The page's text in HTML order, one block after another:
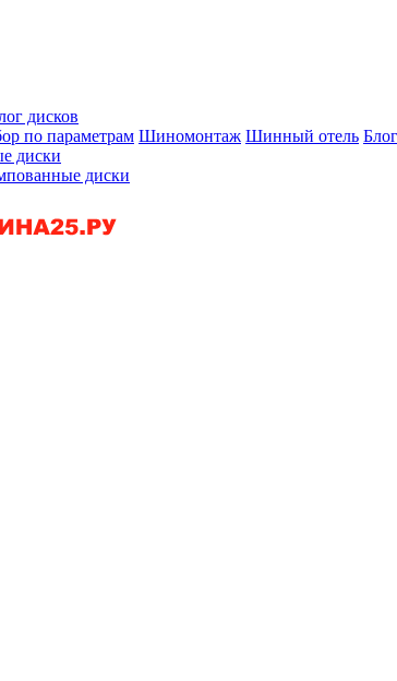
дисков
по параметрам
диски
диски
Шиномонтаж Шинный отель Блог